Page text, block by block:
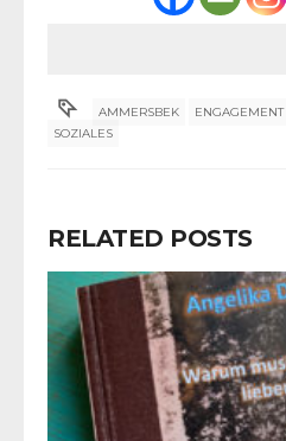
AMMERSBEK ENGAGEMENT
SOZIALES
RELATED POSTS